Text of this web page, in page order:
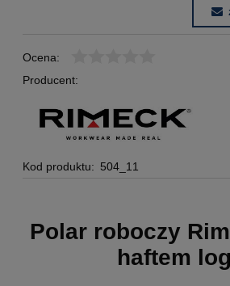
Ocena:
Producent:
Kod produktu: 504_11
Polar roboczy
haftem